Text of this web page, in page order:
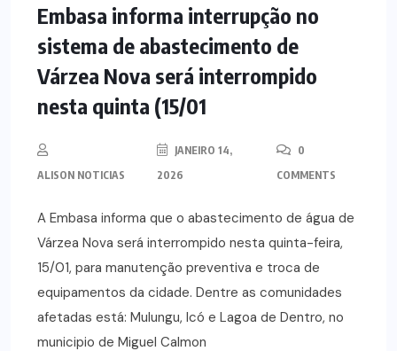
Embasa informa interrupção no
sistema de abastecimento de
Várzea Nova será interrompido
nesta quinta (15/01
ALISON NOTICIAS
JANEIRO 14,
2026
0
COMMENTS
A Embasa informa que o abastecimento de água de
Várzea Nova será interrompido nesta quinta-feira,
15/01, para manutenção preventiva e troca de
equipamentos da cidade. Dentre as comunidades
afetadas está: Mulungu, Icó e Lagoa de Dentro, no
municipio de Miguel Calmon